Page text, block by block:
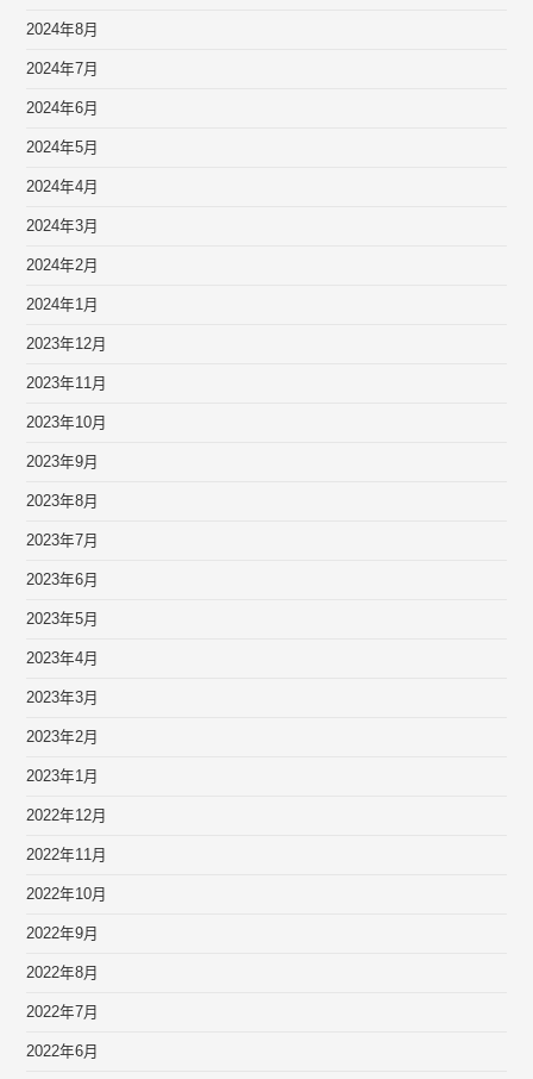
2024年8月
2024年7月
2024年6月
2024年5月
2024年4月
2024年3月
2024年2月
2024年1月
2023年12月
2023年11月
2023年10月
2023年9月
2023年8月
2023年7月
2023年6月
2023年5月
2023年4月
2023年3月
2023年2月
2023年1月
2022年12月
2022年11月
2022年10月
2022年9月
2022年8月
2022年7月
2022年6月